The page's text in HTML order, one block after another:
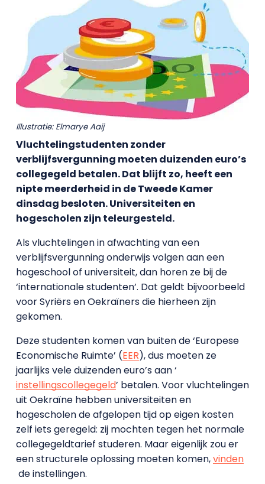
Illustratie: Elmarye Aaij
Vluchtelingstudenten zonder
verblijfsvergunning moeten duizenden euro’s
collegegeld betalen. Dat blijft zo, heeft een
nipte meerderheid in de Tweede Kamer
dinsdag besloten. Universiteiten en
hogescholen zijn teleurgesteld.
Als vluchtelingen in afwachting van een
verblijfsvergunning onderwijs volgen aan een
hogeschool of universiteit, dan horen ze bij de
‘internationale studenten’. Dat geldt bijvoorbeeld
voor Syriërs en Oekraïners die hierheen zijn
gekomen.
Deze studenten komen van buiten de ‘Europese
Economische Ruimte’ (EER), dus moeten ze
jaarlijks vele duizenden euro’s aan ‘
instellingscollegegeld’ betalen. Voor vluchtelingen
uit Oekraïne hebben universiteiten en
hogescholen de afgelopen tijd op eigen kosten
zelf iets geregeld: zij mochten tegen het normale
collegegeldtarief studeren. Maar eigenlijk zou er
een structurele oplossing moeten komen,vinden
de instellingen.